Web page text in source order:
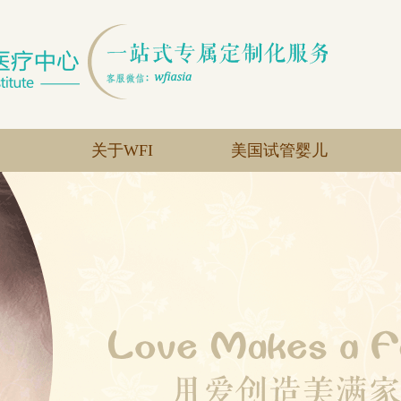
关于WFI 美国试管婴儿